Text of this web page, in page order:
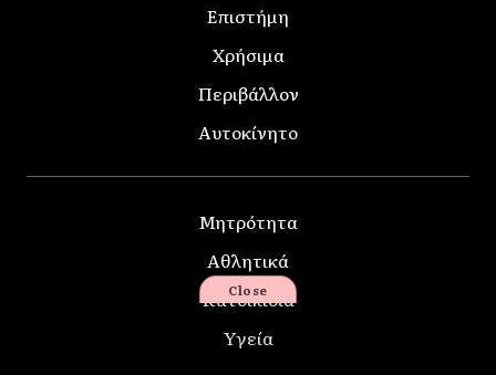
Επιστήμη
Χρήσιμα
Περιβάλλον
Αυτοκίνητο
Μητρότητα
Αθλητικά
Κατοικίδια
Υγεία
Close